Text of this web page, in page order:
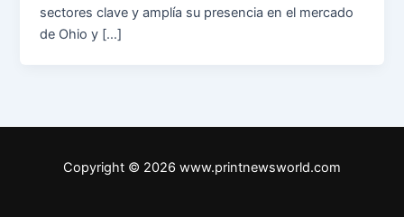
sectores clave y amplía su presencia en el mercado
de Ohio y […]
Copyright © 2026 www.printnewsworld.com